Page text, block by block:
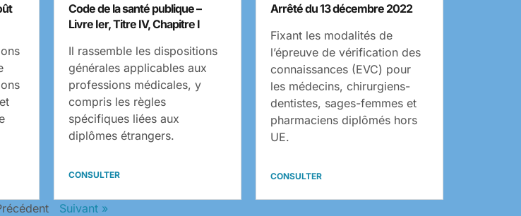
Code de la santé publique –
Livre Ier, Titre IV, Chapitre I
Il rassemble les dispositions
générales applicables aux
professions médicales, y
compris les règles
spécifiques liées aux
diplômes étrangers.
CONSULTER
Arrêté du 13 décembre 2022
Fixant les modalités de
l’épreuve de vérification des
connaissances (EVC) pour
les médecins, chirurgiens-
dentistes, sages-femmes et
pharmaciens diplômés hors
UE.
CONSULTER
Suivant »